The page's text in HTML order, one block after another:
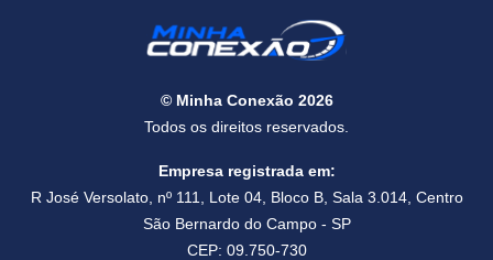
© Minha Conexão 2026
Todos os direitos reservados.
Empresa registrada em:
R José Versolato, nº 111, Lote 04, Bloco B, Sala 3.014, Centro
São Bernardo do Campo - SP
CEP: 09.750-730